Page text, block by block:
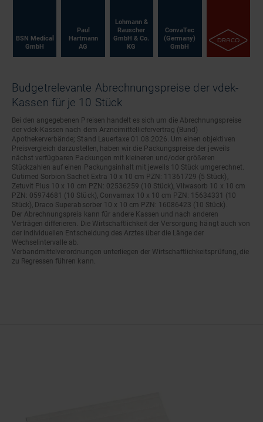
BSN Medical
GmbH
Paul
Hartmann
AG
Lohmann &
Rauscher
GmbH & Co.
KG
ConvaTec
(Germany)
GmbH
Budgetrelevante Abrechnungspreise der vdek-
Kassen für je 10 Stück
Bei den angegebenen Preisen handelt es sich um die Abrechnungspreise
der vdek-Kassen nach dem Arzneimittelliefervertrag (Bund)
Apothekerverbände; Stand Lauertaxe 01.08.2026. Um einen objektiven
Preisvergleich darzustellen, haben wir die Packungspreise der jeweils
nächst verfügbaren Packungen mit kleineren und/oder größeren
Stückzahlen auf einen Packungsinhalt mit jeweils 10 Stück umgerechnet.
Cutimed Sorbion Sachet Extra 10 x 10 cm PZN: 11361729 (5 Stück),
Zetuvit Plus 10 x 10 cm PZN: 02536259 (10 Stück), Vliwasorb 10 x 10 cm
PZN: 05974681 (10 Stück), Convamax 10 x 10 cm PZN: 15634331 (10
Stück), Draco Superabsorber 10 x 10 cm PZN: 16086423 (10 Stück).
Der Abrechnungspreis kann für andere Kassen und nach anderen
Verträgen differieren. Die Wirtschaftlichkeit der Versorgung hängt auch von
der individuellen Entscheidung des Arztes über die Länge der
Wechselintervalle ab.
Verbandmittelverordnungen unterliegen der Wirtschaftlichkeitsprüfung, die
zu Regressen führen kann.